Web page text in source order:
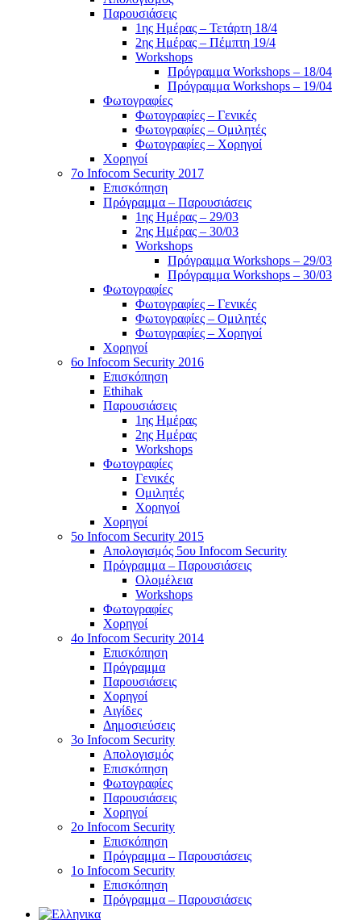
Παρουσιάσεις
1ης Ημέρας – Τετάρτη 18/4
2ης Ημέρας – Πέμπτη 19/4
Workshops
Πρόγραμμα Workshops – 18/04
Πρόγραμμα Workshops – 19/04
Φωτογραφίες
Φωτογραφίες – Γενικές
Φωτογραφίες – Ομιλητές
Φωτογραφίες – Χορηγοί
Χορηγοί
7o Infocom Security 2017
Επισκόπηση
Πρόγραμμα – Παρουσιάσεις
1ης Ημέρας – 29/03
2ης Ημέρας – 30/03
Workshops
Πρόγραμμα Workshops – 29/03
Πρόγραμμα Workshops – 30/03
Φωτογραφίες
Φωτογραφίες – Γενικές
Φωτογραφίες – Ομιλητές
Φωτογραφίες – Χορηγοί
Χορηγοί
6o Infocom Security 2016
Επισκόπηση
Ethihak
Παρουσιάσεις
1ης Ημέρας
2ης Ημέρας
Workshops
Φωτογραφίες
Γενικές
Ομιλητές
Χορηγοί
Χορηγοί
5o Infocom Security 2015
Απολογισμός 5ου Infocom Security
Πρόγραμμα – Παρουσιάσεις
Ολομέλεια
Workshops
Φωτογραφίες
Χορηγοί
4ο Infocom Security 2014
Επισκόπηση
Πρόγραμμα
Παρουσιάσεις
Χορηγοί
Αιγίδες
Δημοσιεύσεις
3o Infocom Security
Απολογισμός
Επισκόπηση
Φωτογραφίες
Παρουσιάσεις
Χορηγοί
2o Infocom Security
Επισκόπηση
Πρόγραμμα – Παρουσιάσεις
1ο Infocom Security
Επισκόπηση
Πρόγραμμα – Παρουσιάσεις